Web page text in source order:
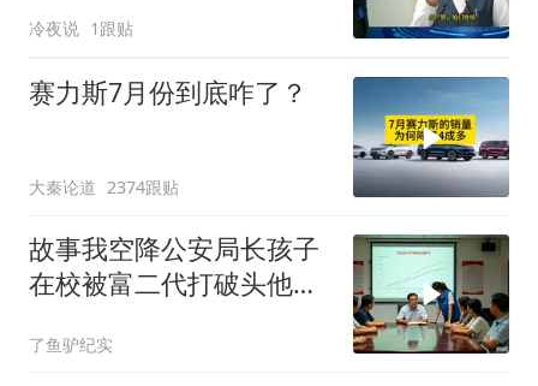
贴上了，欧洲还排着队求
合作
冷夜说 1跟贴
赛力斯7月份到底咋了？
大秦论道 2374跟贴
故事我空降公安局长孩子
在校被富二代打破头他爹
了鱼驴纪实